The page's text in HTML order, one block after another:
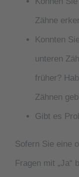
Zähne
Konnten
unteren
früher?
Zähnen
Gibt es
Sofern Sie eine
Fragen mit „Ja“